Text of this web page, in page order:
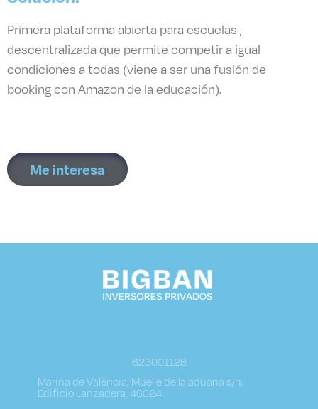
Primera plataforma abierta para escuelas ,
descentralizada que permite competir a igual
condiciones a todas (viene a ser una fusión de
booking con Amazon de la educación).
Me interesa
623001126
Marina de València, Muelle de la aduana s/n,
Edificio Lanzadera, 46024